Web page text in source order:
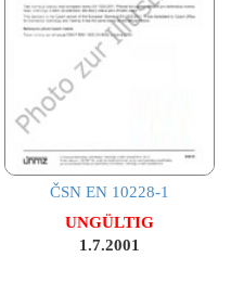
ČSN EN 10228-1
UNGÜLTIG
1.7.2001